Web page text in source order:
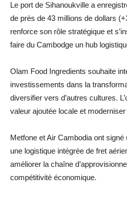
Le port de Sihanoukville a
de près de 43 millions de dollars
renforce son rôle stratégique et
faire du Cambodge un hub
Olam Food Ingredients souhaite
investissements dans la
diversifier vers d’autres cultures.
valeur ajoutée locale et moderniser
Metfone et Air Cambodia ont
une logistique intégrée de fret
améliorer la chaîne
compétitivité économique.